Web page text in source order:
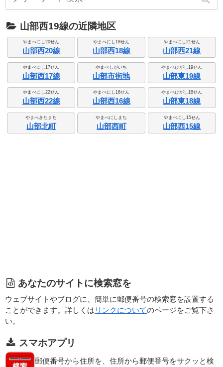
山部西19線の近隣地区
やまべにし20せん
山部西20線
やまべにし18せん
山部西18線
やまべにし21せん
山部西21線
やまべにし17せん
山部西17線
やまべしがいち
山部市街地
やまべひがし19せん
山部東19線
やまべにし22せん
山部西22線
やまべにし16せん
山部西16線
やまべひがし18せん
山部東18線
やまべきたまち
山部北町
やまべにしまち
山部西町
やまべにし15せん
山部西15線
あなたのサイトに検索窓を
ウェブサイトやブログに、簡単に郵便番号の検索窓を設置する
ことができます。詳しくは リンクについてのページをご覧下さ
い。
スマホアプリ
郵便番号から住所を、住所から郵便番号をサクッと検